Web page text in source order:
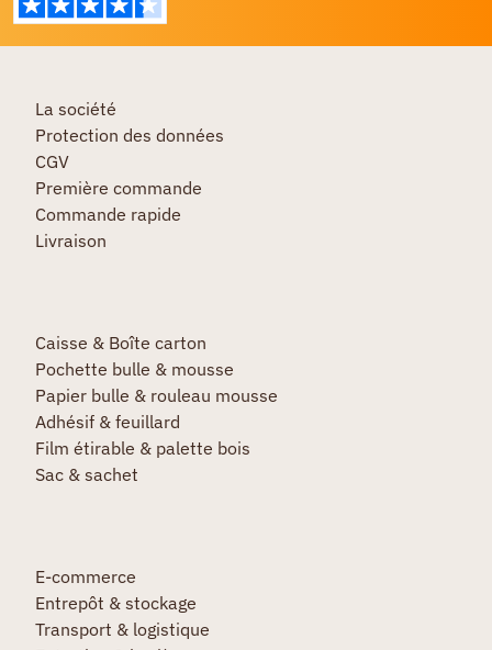
La société
Protection des données
CGV
Première commande
Commande rapide
Livraison
Caisse & Boîte carton
Pochette bulle & mousse
Papier bulle & rouleau mousse
Adhésif & feuillard
Film étirable & palette bois
Sac & sachet
E-commerce
Entrepôt & stockage
Transport & logistique